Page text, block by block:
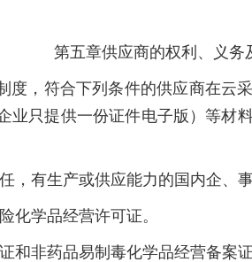
第五章供应商的权利、义务
，符合下列条件的供应商在云
业只提供一份证件电子版）等材
，有生产或供应能力的国内企、
化学品经营许可证。
和非药品易制毒化学品经营备案证